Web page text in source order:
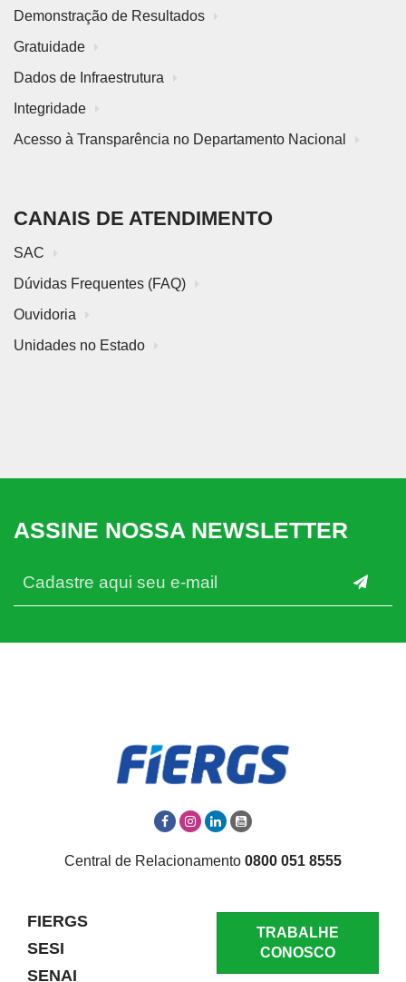
Demonstração de Resultados
Gratuidade
Dados de Infraestrutura
Integridade
Acesso à Transparência no Departamento Nacional
CANAIS DE ATENDIMENTO
SAC
Dúvidas Frequentes (FAQ)
Ouvidoria
Unidades no Estado
ASSINE NOSSA NEWSLETTER
Central de Relacionamento 0800 051 8555
FIERGS
SESI
SENAI
TRABALHE
CONOSCO